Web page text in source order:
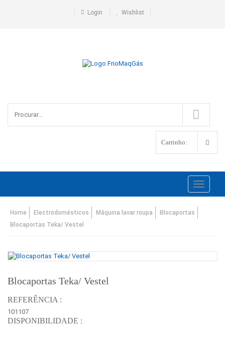
Login Wishlist
Carrinho:
Toggle
Home Electrodomésticos Máquina lavar roupa
Blocaportas
Blocaportas Teka/ Vestel
Blocaportas Teka/ Vestel
REFERÊNCIA :
101107
DISPONIBILIDADE :